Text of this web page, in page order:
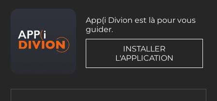
App(i Divion est là pour vous
guider.
INSTALLER
L'APPLICATION